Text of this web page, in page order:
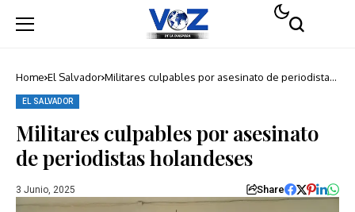
Home El Salvador Militares culpables por asesinato de periodistas
EL SALVADOR
Militares culpables por asesinato
de periodistas holandeses
3 Junio, 2025 Share